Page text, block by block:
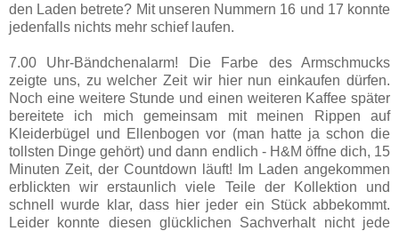
den Laden betrete? Mit unseren Nummern 16 und 17 konnte
jedenfalls nichts mehr schief laufen.
7.00 Uhr-Bändchenalarm! Die Farbe des Armschmucks
zeigte uns, zu welcher Zeit wir hier nun einkaufen dürfen.
Noch eine weitere Stunde und einen weiteren Kaffee später
bereitete ich mich gemeinsam mit meinen Rippen auf
Kleiderbügel und Ellenbogen vor (man hatte ja schon die
tollsten Dinge gehört) und dann endlich - H&M öffne dich, 15
Minuten Zeit, der Countdown läuft! Im Laden angekommen
erblickten wir erstaunlich viele Teile der Kollektion und
schnell wurde klar, dass hier jeder ein Stück abbekommt.
Leider konnte diesen glücklichen Sachverhalt nicht jede